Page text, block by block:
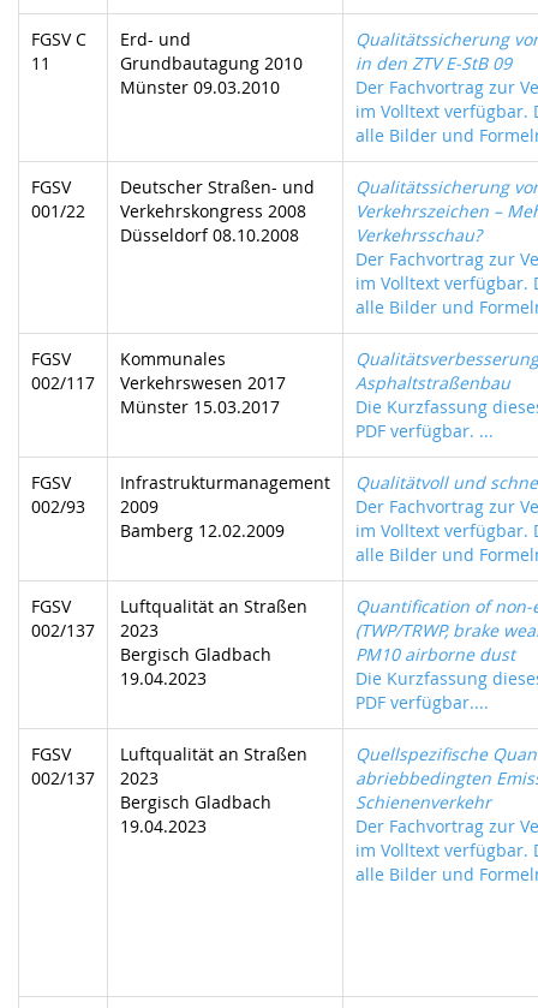
FGSV C
11
Erd- und
Grundbautagung 2010
Münster 09.03.2010
Qualitätssicherung
in den ZTV E-StB 09
Der Fachvortrag zur
im Volltext verfügbar.
alle Bilder und
FGSV
001/22
Deutscher Straßen- und
Verkehrskongress 2008
Düsseldorf 08.10.2008
Qualitätssicherung
Verkehrszeichen –
Verkehrsschau?
Der Fachvortrag zur
im Volltext verfügbar.
alle Bilder und
FGSV
002/117
Kommunales
Verkehrswesen 2017
Münster 15.03.2017
Asphaltstraßenbau
Die Kurzfassung
PDF verfügbar. ...
FGSV
002/93
Infrastrukturmanagement
2009
Bamberg 12.02.2009
Qualitätvoll und
Der Fachvortrag zur
im Volltext verfügbar.
alle Bilder und
FGSV
002/137
Luftqualität an Straßen
2023
Bergisch Gladbach
19.04.2023
Quantification of
(TWP/TRWP, brake
PM10 airborne dust
Die Kurzfassung
PDF verfügbar....
FGSV
002/137
Luftqualität an Straßen
2023
Bergisch Gladbach
19.04.2023
Quellspezifische
abriebbedingten
Schienenverkehr
Der Fachvortrag zur
im Volltext verfügbar.
alle Bilder und